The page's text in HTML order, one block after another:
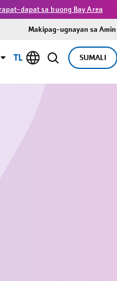
dapat sa buong Bay Area
SUMALI
Makipag-ugnayan sa Amin
TL